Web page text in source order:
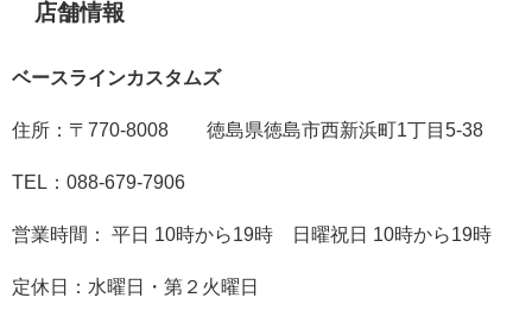
店舗情報
ベースラインカスタムズ
住所：〒770-8008 徳島県徳島市西新浜町1丁目5-38
TEL：088-679-7906
営業時間： 平日 10時から19時 日曜祝日 10時から19時
定休日：水曜日・第２火曜日